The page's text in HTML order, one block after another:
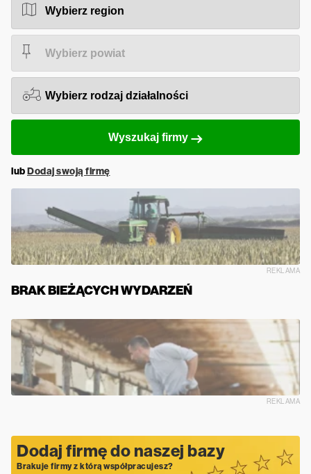
Wyszukaj firmy
lubDodaj swoją firmę
REKLAMA
BRAK BIEŻĄCYCH WYDARZEŃ
REKLAMA
Dodaj firmę do naszej bazy
Brakuje firmy z którą współpracujesz?